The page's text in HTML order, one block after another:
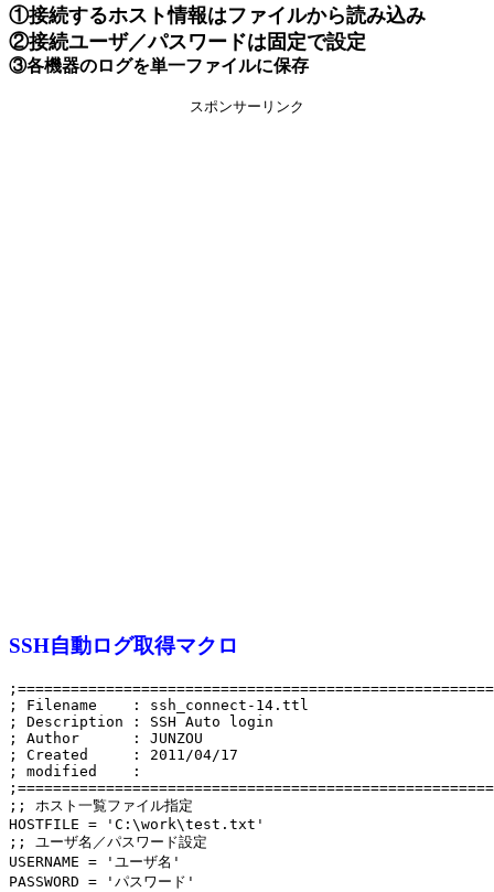
①接続するホスト情報はファイルから読み込み
②接続ユーザ／パスワードは固定で設定
③各機器のログを単一ファイルに保存
スポンサーリンク
SSH自動ログ取得マクロ
; Filename    : ssh_connect-14.ttl
; Description : SSH Auto login
; Author      : JUNZOU
; Created     : 2011/04/17
; modified    :
;; ホスト一覧ファイル指定
HOSTFILE = 'C:\work\test.txt'
;; ユーザ名／パスワード設定
USERNAME = 'ユーザ名'
PASSWORD = 'パスワード'